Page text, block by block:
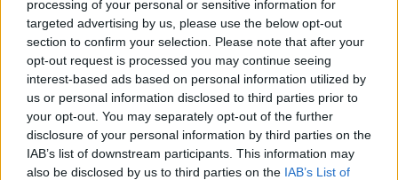
processing of your personal or sensitive information for
targeted advertising by us, please use the below opt-out
section to confirm your selection. Please note that after your
opt-out request is processed you may continue seeing
interest-based ads based on personal information utilized by
us or personal information disclosed to third parties prior to
your opt-out. You may separately opt-out of the further
disclosure of your personal information by third parties on the
IAB’s list of downstream participants. This information may
also be disclosed by us to third parties on the IAB’s List of
egyezni az IMF-fel, és azt is tudjuk, hogy nem úgy,
ahogy a Viktorék fütyülnek. Az egyik lehetőség, hogy
mielőtt Viktorék beadják a derekukat, és csökkentik
a Bankadó terheit, illetve bizonyos mértékű
megszorításokat tesznek, megmutatják, hogy a
szürke marha bajsza felfelé áll, nem pedig
lekonyulóban van. Az is lehetséges, hogy tényleg
valós nyomást tudnak gyakorolni az IMF-re egy
hasonló akcióval, bár én ezt kevésbé hiszem.